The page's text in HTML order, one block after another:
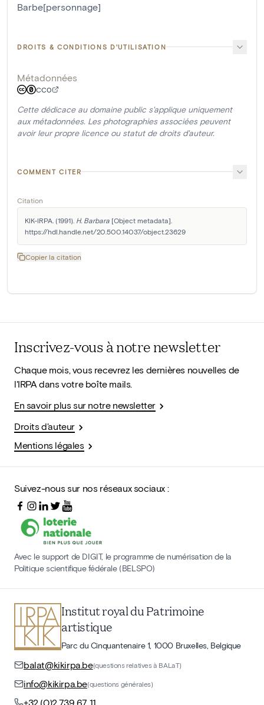
Barbe[personnage]
DROITS & CONDITIONS D'UTILISATION
Métadonnées
CC0
Cette dédicace au domaine public s'applique uniquement
aux métadonnées. Les photographies associées peuvent
avoir leur propre licence ou statut de droits d'auteur.
COMMENT CITER
Citation
KIK-IRPA. (1991). H. Barbara [Object metadata].
https://hdl.handle.net/20.500.14037/object.23629
Copier la citation
Inscrivez-vous à notre newsletter
Chaque mois, vous recevrez les dernières nouvelles de
l'IRPA dans votre boîte mails.
En savoir plus sur notre newsletter
Droits d'auteur
Mentions légales
Suivez-nous sur nos réseaux sociaux :
Avec le support de DIGIT, le programme de numérisation de la
Politique scientifique fédérale (BELSPO)
Institut royal du Patrimoine
artistique
Parc du Cinquantenaire 1, 1000 Bruxelles, Belgique
balat@kikirpa.be(questions relatives à BALaT)
info@kikirpa.be(questions générales)
+32 (0)2 739 67 11